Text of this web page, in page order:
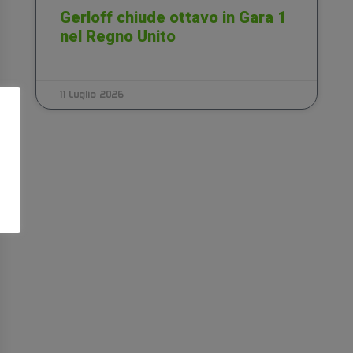
Gerloff chiude ottavo in Gara 1
nel Regno Unito
11 Luglio 2026